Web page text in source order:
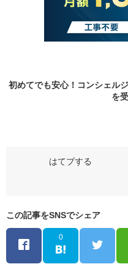
初めてでも安心！コンシェル
を
この記事をSNSでシェア
0